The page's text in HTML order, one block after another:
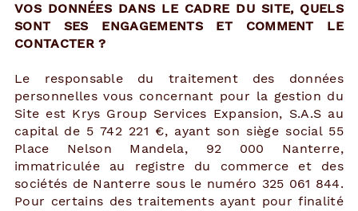
VOS DONNÉES DANS LE CADRE DU SITE, QUELS
SONT SES ENGAGEMENTS ET COMMENT LE
CONTACTER ?
Le responsable du traitement des données
personnelles vous concernant pour la gestion du
Site est Krys Group Services Expansion, S.A.S au
capital de 5 742 221 €, ayant son siège social 55
Place Nelson Mandela, 92 000 Nanterre,
immatriculée au registre du commerce et des
sociétés de Nanterre sous le numéro 325 061 844.
Pour certains des traitements ayant pour finalité